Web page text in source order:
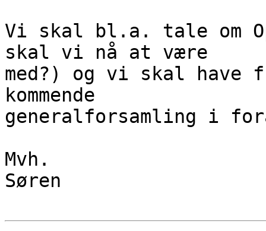
Vi skal bl.a. tale om
skal vi nå at være
med?) og vi skal have
kommende
generalforsamling i
Mvh.
Søren